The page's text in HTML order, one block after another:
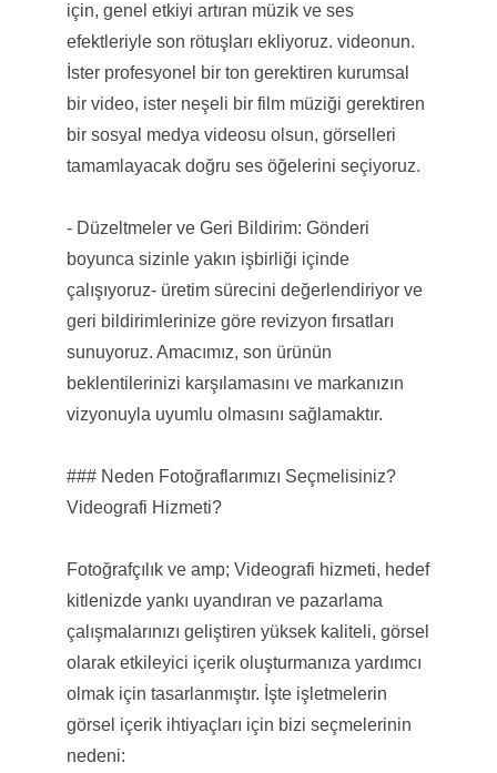
için, genel etkiyi artıran müzik ve ses
efektleriyle son rötuşları ekliyoruz. videonun.
İster profesyonel bir ton gerektiren kurumsal
bir video, ister neşeli bir film müziği gerektiren
bir sosyal medya videosu olsun, görselleri
tamamlayacak doğru ses öğelerini seçiyoruz.
- Düzeltmeler ve Geri Bildirim: Gönderi
boyunca sizinle yakın işbirliği içinde
çalışıyoruz- üretim sürecini değerlendiriyor ve
geri bildirimlerinize göre revizyon fırsatları
sunuyoruz. Amacımız, son ürünün
beklentilerinizi karşılamasını ve markanızın
vizyonuyla uyumlu olmasını sağlamaktır.
### Neden Fotoğraflarımızı Seçmelisiniz?
Videografi Hizmeti?
Fotoğrafçılık ve amp; Videografi hizmeti, hedef
kitlenizde yankı uyandıran ve pazarlama
çalışmalarınızı geliştiren yüksek kaliteli, görsel
olarak etkileyici içerik oluşturmanıza yardımcı
olmak için tasarlanmıştır. İşte işletmelerin
görsel içerik ihtiyaçları için bizi seçmelerinin
nedeni: